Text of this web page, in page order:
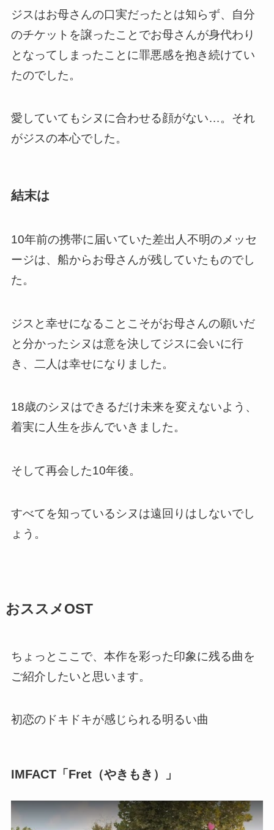
ジスはお母さんの口実だったとは知らず、自分
のチケットを譲ったことでお母さんが身代わり
となってしまったことに罪悪感を抱き続けてい
たのでした。
愛していてもシヌに合わせる顔がない…。それ
がジスの本心でした。
結末は
10年前の携帯に届いていた差出人不明のメッセ
ージは、船からお母さんが残していたものでし
た。
ジスと幸せになることこそがお母さんの願いだ
と分かったシヌは意を決してジスに会いに行
き、二人は幸せになりました。
18歳のシヌはできるだけ未来を変えないよう、
着実に人生を歩んでいきました。
そして再会した10年後。
すべてを知っているシヌは遠回りはしないでし
ょう。
おススメOST
ちょっとここで、本作を彩った印象に残る曲を
ご紹介したいと思います。
初恋のドキドキが感じられる明るい曲
IMFACT「Fret（やきもき）」